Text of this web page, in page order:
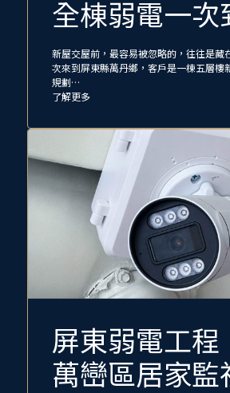
全棟弱電一次
新屋交屋前，最容易被忽略的，往往是藏
次來到屏東縣萬丹鄉，客戶是一棟五層樓
規劃…
了解更多
屏東弱電工程
萬巒區居家監